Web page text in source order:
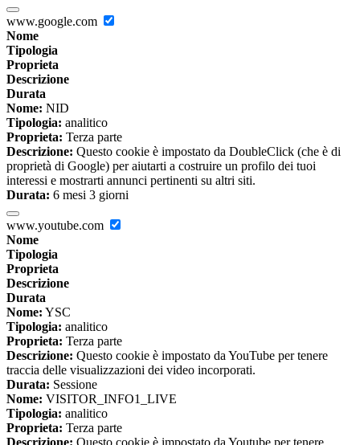
www.google.com
Nome
Tipologia
Proprieta
Descrizione
Durata
Nome: NID
Tipologia: analitico
Proprieta: Terza parte
Descrizione: Questo cookie è impostato da DoubleClick (che è di
proprietà di Google) per aiutarti a costruire un profilo dei tuoi
interessi e mostrarti annunci pertinenti su altri siti.
Durata: 6 mesi 3 giorni
www.youtube.com
Nome
Tipologia
Proprieta
Descrizione
Durata
Nome: YSC
Tipologia: analitico
Proprieta: Terza parte
Descrizione: Questo cookie è impostato da YouTube per tenere
traccia delle visualizzazioni dei video incorporati.
Durata: Sessione
Nome: VISITOR_INFO1_LIVE
Tipologia: analitico
Proprieta: Terza parte